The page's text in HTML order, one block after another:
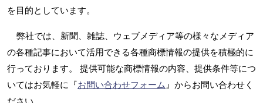
を目的としています。
弊社では、新聞、雑誌、ウェブメディア等の様々なメディア
の各種記事において活用できる各種商標情報の提供を積極的に
行っております。 提供可能な商標情報の内容、提供条件等につ
いてはお気軽に『お問い合わせフォーム』からお問い合わせく